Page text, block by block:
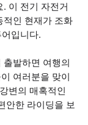
이 전기 자전거
적인 현재가 조화
입니다.
발하면 여행의
여러분을 맞이
변의 매혹적인
안한 라이딩을 보